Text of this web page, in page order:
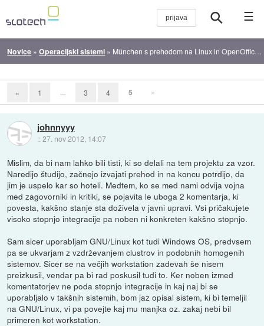
☰
Novice »Operacijski sistemi » München s prehodom na Linux in OpenOffice prihranil 10 milijonov evrov
« 1 ... 3 4 5 »
johnnyyy
::27. nov 2012, 14:07
Mislim, da bi nam lahko bili tisti, ki so delali na tem projektu za vzor.
Naredijo študijo, začnejo izvajati prehod in na koncu potrdijo, da
jim je uspelo kar so hoteli. Medtem, ko se med nami odvija vojna
med zagovorniki in kritiki, se pojavita le uboga 2 komentarja, ki
povesta, kakšno stanje sta doživela v javni upravi. Vsi pričakujete
visoko stopnjo integracije pa noben ni konkreten kakšno stopnjo.
Sam sicer uporabljam GNU/Linux kot tudi Windows OS, predvsem
pa se ukvarjam z vzdrževanjem clustrov in podobnih homogenih
sistemov. Sicer se na večjih workstation zadevah še nisem
preizkusil, vendar pa bi rad poskusil tudi to. Ker noben izmed
komentatorjev ne poda stopnjo integracije in kaj naj bi se
uporabljalo v takšnih sistemih, bom jaz opisal sistem, ki bi temeljil
na GNU/Linux, vi pa povejte kaj mu manjka oz. zakaj nebi bil
primeren kot workstation.